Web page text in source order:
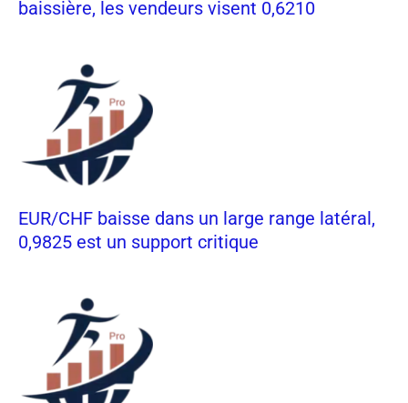
baissière, les vendeurs visent 0,6210
EUR/CHF baisse dans un large range latéral,
0,9825 est un support critique